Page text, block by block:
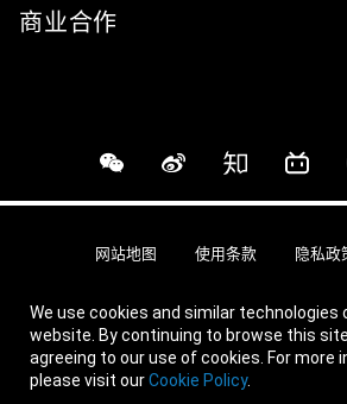
商业合作
© 上海佳明航电企业管理有限公
沪公网安备31010402005903号
网站地图 使用条款 隐私政
We use cookies and similar technologies
website. By continuing to browse this
agreeing to our use of cookies. For more
please visit ourCookie Policy.